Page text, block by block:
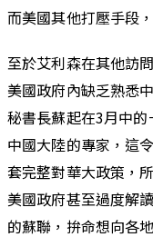
而美國其他打壓手段
至於艾利森在其他訪
美國政府內缺乏熟悉
秘書長蘇起在3月中
中國大陸的專家，這
套完整對華大政策，
美國政府甚至過度解
的蘇聯，拚命想向各